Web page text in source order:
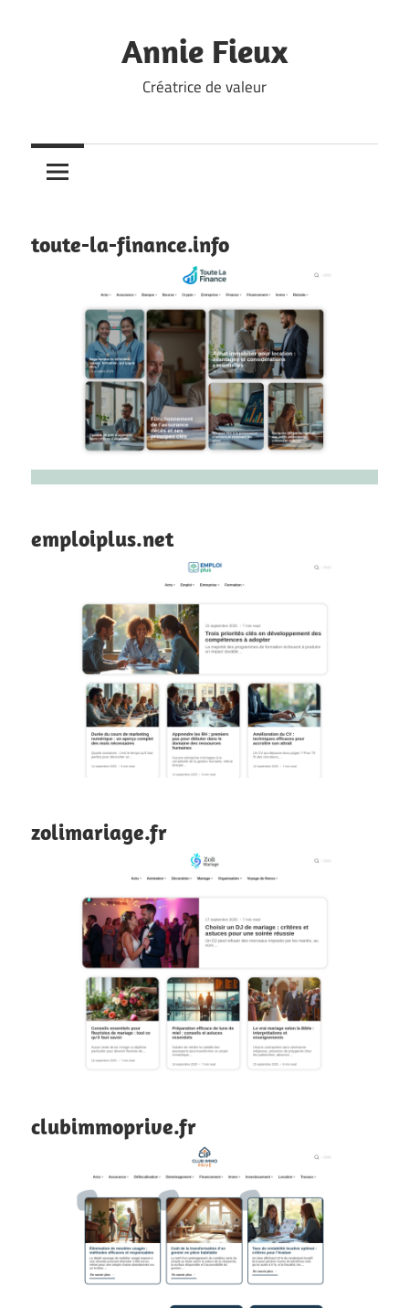
Annie Fieux
Créatrice de valeur
toute-la-finance.info
emploiplus.net
zolimariage.fr
clubimmoprive.fr